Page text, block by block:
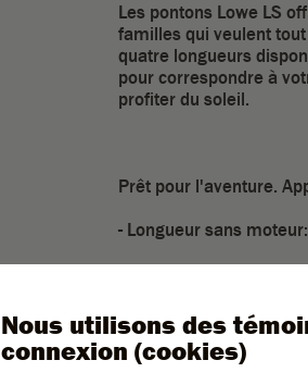
Les pontons Lowe LS
familles qui veulent
quatre longueurs
pour correspondre à
profiter du soleil.
Prêt pour l'aventure.
- Longueur sans
- Poids: 2065 livres
- NB de passager
Nous utilisons des
connexion (cookies)